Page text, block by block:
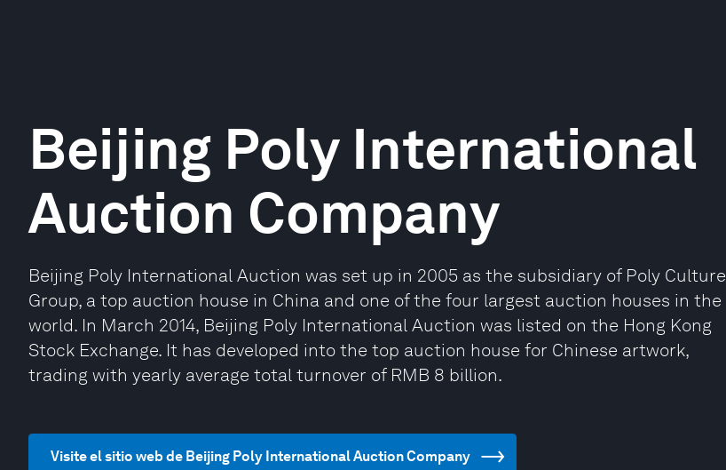
Beijing Poly International
Auction Company
Beijing Poly International Auction was set up in 2005 as the subsidiary of Poly Culture
Group, a top auction house in China and one of the four largest auction houses in the
world. In March 2014, Beijing Poly International Auction was listed on the Hong Kong
Stock Exchange. It has developed into the top auction house for Chinese artwork,
trading with yearly average total turnover of RMB 8 billion.
Visite el sitio web de Beijing Poly International Auction Company